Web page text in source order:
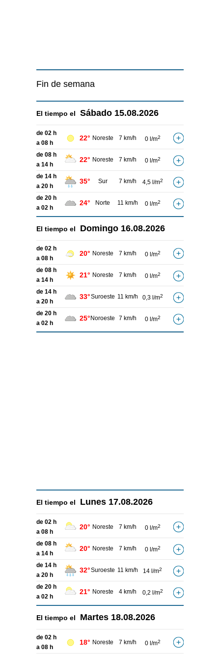
Fin de semana
El tiempo el Sábado 15.08.2026
de 02 h
a 08 h
22° Noreste 7 km/h 0 l/m2
de 08 h
a 14 h
22° Noreste 7 km/h 0 l/m2
de 14 h
a 20 h
35° Sur 7 km/h 4,5 l/m2
de 20 h
a 02 h
24° Norte 11 km/h 0 l/m2
El tiempo el Domingo 16.08.2026
de 02 h
a 08 h
20° Noreste 7 km/h 0 l/m2
de 08 h
a 14 h
21° Noreste 7 km/h 0 l/m2
de 14 h
a 20 h
33°Suroeste 11 km/h 0,3 l/m2
de 20 h
a 02 h
25° Noroeste 7 km/h 0 l/m2
El tiempo el Lunes 17.08.2026
de 02 h
a 08 h
20° Noreste 7 km/h 0 l/m2
de 08 h
a 14 h
20° Noreste 7 km/h 0 l/m2
de 14 h
a 20 h
32°Suroeste 11 km/h 14 l/m2
de 20 h
a 02 h
21° Noreste 4 km/h 0,2 l/m2
El tiempo el Martes 18.08.2026
de 02 h
a 08 h
18° Noreste 7 km/h 0 l/m2